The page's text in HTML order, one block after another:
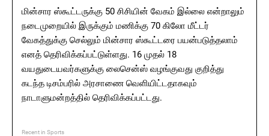
மின்சார ஸ்கூட்டருக்கு 50 சிசியின் வேகம் இல்லை என்றாலும்
நடைமுறையில் இருக்கும் மணிக்கு 70 கிலோ மீட்டர்
வேகத்துக்கு செல்லும் மின்சார ஸ்கூட்டரை பயன்படுத்தலாம்
எனத் தெரிவிக்கப்பட்டுள்ளது. 16 முதல் 18
வயதுடையவர்களுக்கு லைசென்ஸ் வழங்குவது குறித்து
கடந்த டிசம்பரில் அரசாணை வெளியிட்டதாகவும்
நாடாளுமன்றத்தில் தெரிவிக்கப்பட்டது.
Recent in Sports